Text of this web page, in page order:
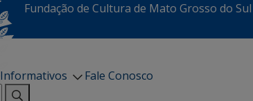
Fundação de Cultura de Mato Grosso do Sul
Informativos
Fale Conosco